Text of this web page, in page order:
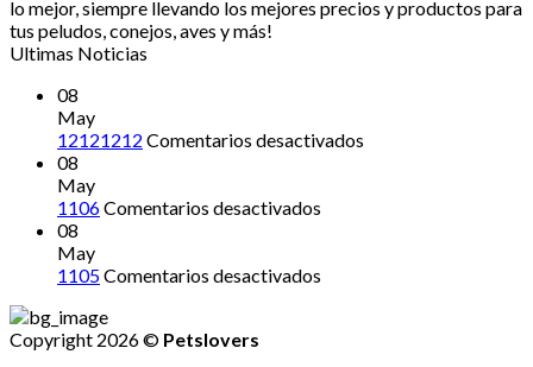
lo mejor, siempre llevando los mejores precios y productos para
tus peludos, conejos, aves y más!
Ultimas Noticias
08
May
12121212 Comentarios desactivados
08
May
1106Comentarios desactivados
08
May
1105Comentarios desactivados
Copyright 2026 © Petslovers